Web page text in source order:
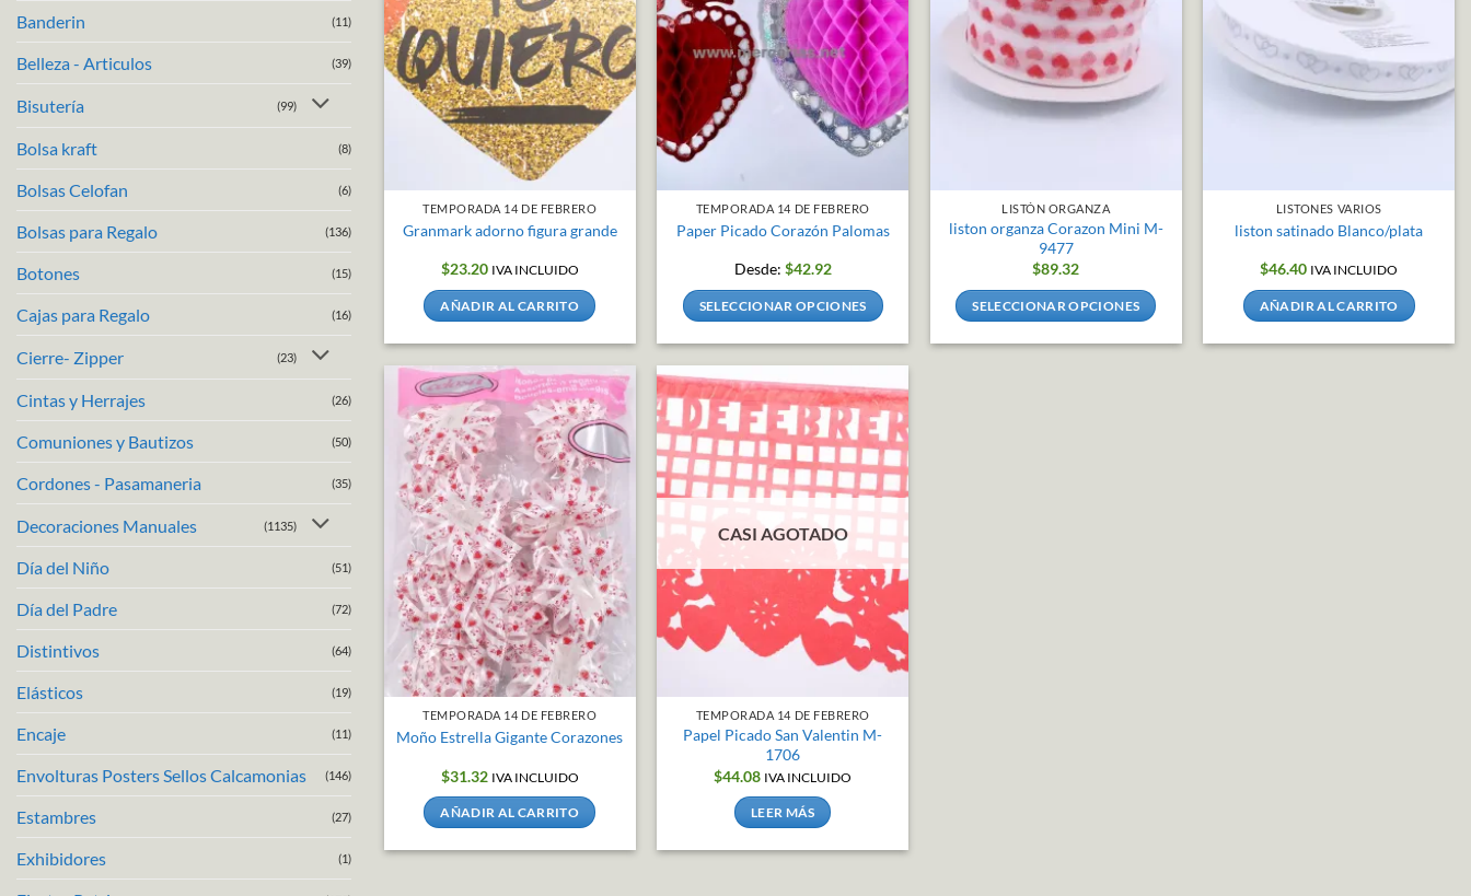
Banderin (11)
Belleza - Articulos (39)
Bisutería (99)
Bolsa kraft (8)
Bolsas Celofan (6)
Bolsas para Regalo (136)
Botones (15)
Cajas para Regalo (16)
Cierre- Zipper (23)
Cintas y Herrajes (26)
Comuniones y Bautizos (50)
Cordones - Pasamaneria (35)
Decoraciones Manuales (1135)
Día del Niño (51)
Día del Padre (72)
Distintivos (64)
Elásticos (19)
Encaje (11)
Envolturas Posters Sellos Calcamonias (146)
Estambres (27)
Exhibidores (1)
TEMPORADA 14 DE FEBRERO
Granmark adorno figura grande
$23.20 IVA INCLUIDO
AÑADIR AL CARRITO
TEMPORADA 14 DE FEBRERO
Paper Picado Corazón Palomas
Desde: $42.92
SELECCIONAR OPCIONES
tiene
múltiples
variantes.
Las
opciones
pueden
en
página
LISTÓN ORGANZA
liston organza Corazon Mini M-
9477
$89.32
SELECCIONAR OPCIONES
LISTONES VARIOS
liston satinado Blanco/plata
$46.40 IVA INCLUIDO
AÑADIR AL CARRITO
TEMPORADA 14 DE FEBRERO
Moño Estrella Gigante Corazones
$31.32 IVA INCLUIDO
AÑADIR AL CARRITO
CASI AGOTADO
TEMPORADA 14 DE FEBRERO
Papel Picado San Valentin M-
1706
$44.08 IVA INCLUIDO
LEER MÁS